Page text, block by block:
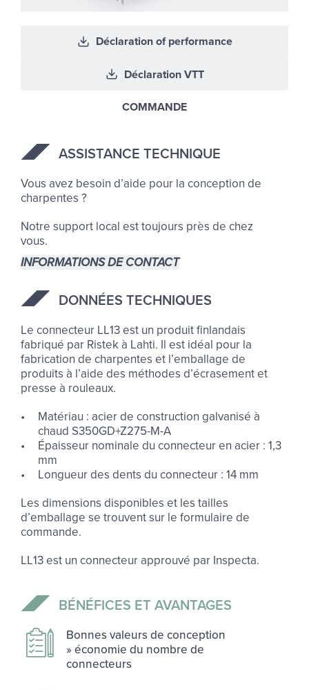
Déclaration of performance
Déclaration VTT
COMMANDE
AS­SIS­TANCE TECH­NIQUE
Vous avez besoin d’aide pour la conception de
charpentes ?
Notre support local est toujours près de chez
vous.
INFORMATIONS DE CONTACT
DON­NÉES TECH­NIQUES
Le connecteur LL13 est un produit finlandais
fabriqué par Ristek à Lahti. Il est idéal pour la
fabrication de charpentes et l’emballage de
produits à l’aide des méthodes d’écrasement et
presse à rouleaux.
Matériau : acier de construction galvanisé à
chaud S350GD+Z275-M-A
Épaisseur nominale du connecteur en acier : 1,3
mm
Longueur des dents du connecteur : 14 mm
Les dimensions disponibles et les tailles
d’emballage se trouvent sur le formulaire de
commande.
LL13 est un connecteur approuvé par Inspecta.
BÉ­NÉ­FICES ET AVAN­TAGES
Bonnes va­leurs de concep­tion
» éco­no­mie du nombre de
connec­teurs